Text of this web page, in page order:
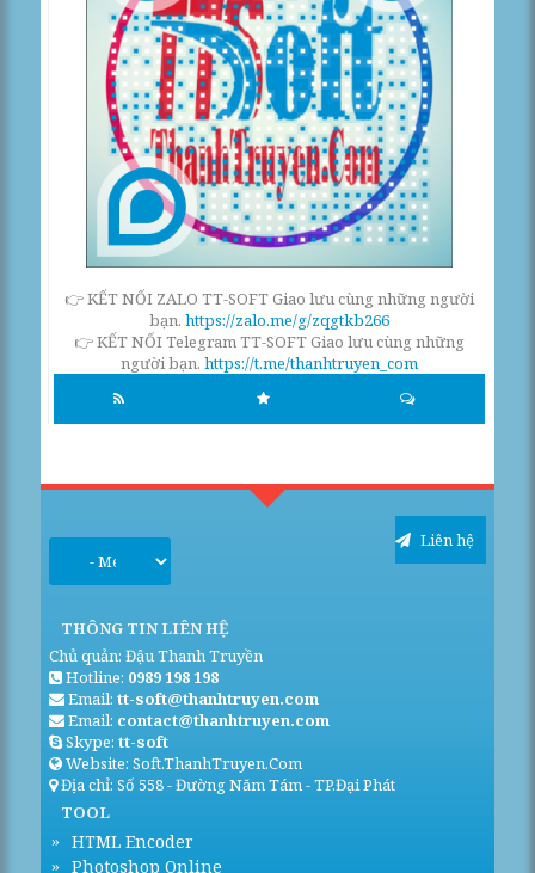
👉 KẾT NỐI ZALO TT-SOFT Giao lưu cùng những người
bạn. https://zalo.me/g/zqgtkb266
👉 KẾT NỐI Telegram TT-SOFT Giao lưu cùng những
người bạn. https://t.me/thanhtruyen_com
Liên hệ
THÔNG TIN LIÊN HỆ
Chủ quản: Đậu Thanh Truyền
Hotline: 0989 198 198
Email:tt-soft@thanhtruyen.com
Email: contact@thanhtruyen.com
Skype:tt-soft
Website: Soft.ThanhTruyen.Com
Địa chỉ: Số 558 - Đường Năm Tám - TP.Đại Phát
TOOL
HTML Encoder
Photoshop Online